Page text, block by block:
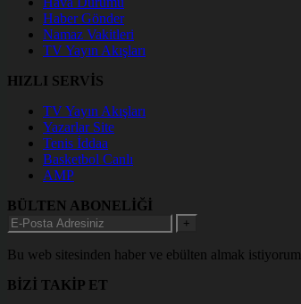
Haber Gönder
Namaz Vakitleri
TV Yayın Akışları
HIZLI SERVİS
TV Yayın Akışları
Yazarlar Site
Tenis İddaa
Basketbol Canlı
AMP
BÜLTEN ABONELİĞİ
+
Bu web sitesinden haber ve ebülten almak istiyorum
BİZİ TAKİP ET